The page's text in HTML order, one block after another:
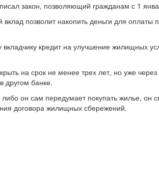
закон, позволяющий гражданам с 1
позволит накопить деньги для
вкладчику кредит на улучшение жилищных
на срок не менее трех лет, но уже
другом банке.
либо он сам передумает покупать жилье,
договора жилищных сбережений.